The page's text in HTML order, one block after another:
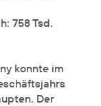
758 Tsd.
konnte im
Der